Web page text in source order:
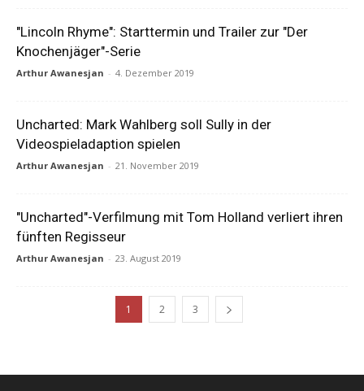
"Lincoln Rhyme": Starttermin und Trailer zur "Der
Knochenjäger"-Serie
Arthur Awanesjan - 4. Dezember 2019
Uncharted: Mark Wahlberg soll Sully in der
Videospieladaption spielen
Arthur Awanesjan - 21. November 2019
"Uncharted"-Verfilmung mit Tom Holland verliert ihren
fünften Regisseur
Arthur Awanesjan - 23. August 2019
1 2 3